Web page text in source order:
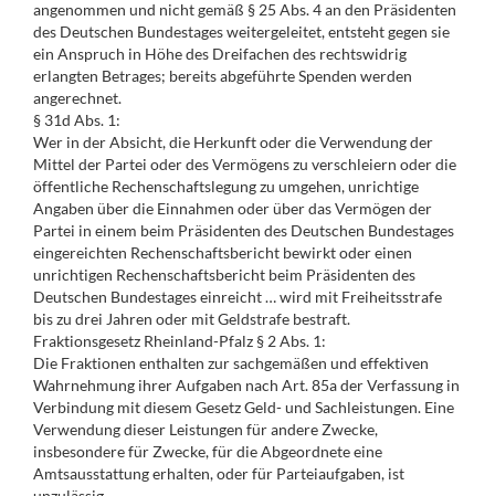
angenommen und nicht gemäß § 25 Abs. 4 an den Präsidenten
des Deutschen Bundestages weitergeleitet, entsteht gegen sie
ein Anspruch in Höhe des Dreifachen des rechtswidrig
erlangten Betrages; bereits abgeführte Spenden werden
angerechnet.
§ 31d Abs. 1:
Wer in der Absicht, die Herkunft oder die Verwendung der
Mittel der Partei oder des Vermögens zu verschleiern oder die
öffentliche Rechenschaftslegung zu umgehen, unrichtige
Angaben über die Einnahmen oder über das Vermögen der
Partei in einem beim Präsidenten des Deutschen Bundestages
eingereichten Rechenschaftsbericht bewirkt oder einen
unrichtigen Rechenschaftsbericht beim Präsidenten des
Deutschen Bundestages einreicht … wird mit Freiheitsstrafe
bis zu drei Jahren oder mit Geldstrafe bestraft.
Fraktionsgesetz Rheinland-Pfalz § 2 Abs. 1:
Die Fraktionen enthalten zur sachgemäßen und effektiven
Wahrnehmung ihrer Aufgaben nach Art. 85a der Verfassung in
Verbindung mit diesem Gesetz Geld- und Sachleistungen. Eine
Verwendung dieser Leistungen für andere Zwecke,
insbesondere für Zwecke, für die Abgeordnete eine
Amtsausstattung erhalten, oder für Parteiaufgaben, ist